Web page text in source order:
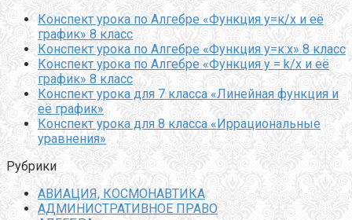
Конспект урока по Алгебре «Функция у=к/х и её
график» 8 класс
Конспект урока по Алгебре «Функция у=к:х» 8 класс
Конспект урока по Алгебре «Функция y = k/x и её
график» 8 класс
Конспект урока для 7 класса «Линейная функция и
её график»
Конспект урока для 8 класса «Иррациональные
уравнения»
Рубрики
АВИАЦИЯ, КОСМОНАВТИКА
АДМИНИСТРАТИВНОЕ ПРАВО